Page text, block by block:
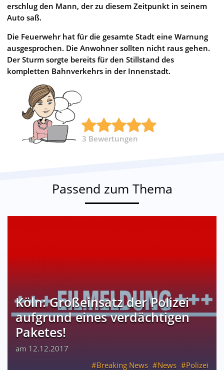
erschlug den Mann, der zu diesem Zeitpunkt in seinem
Auto saß.
Die Feuerwehr hat für die gesamte Stadt eine Warnung
ausgesprochen. Die Anwohner sollten nicht raus gehen.
Der Sturm sorgte bereits für den Stillstand des
kompletten Bahnverkehrs in der Innenstadt.
3 Bewertungen
Passend zum Thema
Köln: Großeinsatz der Polizei
aufgrund eines verdächtigen
Paketes!
am 12.12.2017
Breaking News
News Polizei